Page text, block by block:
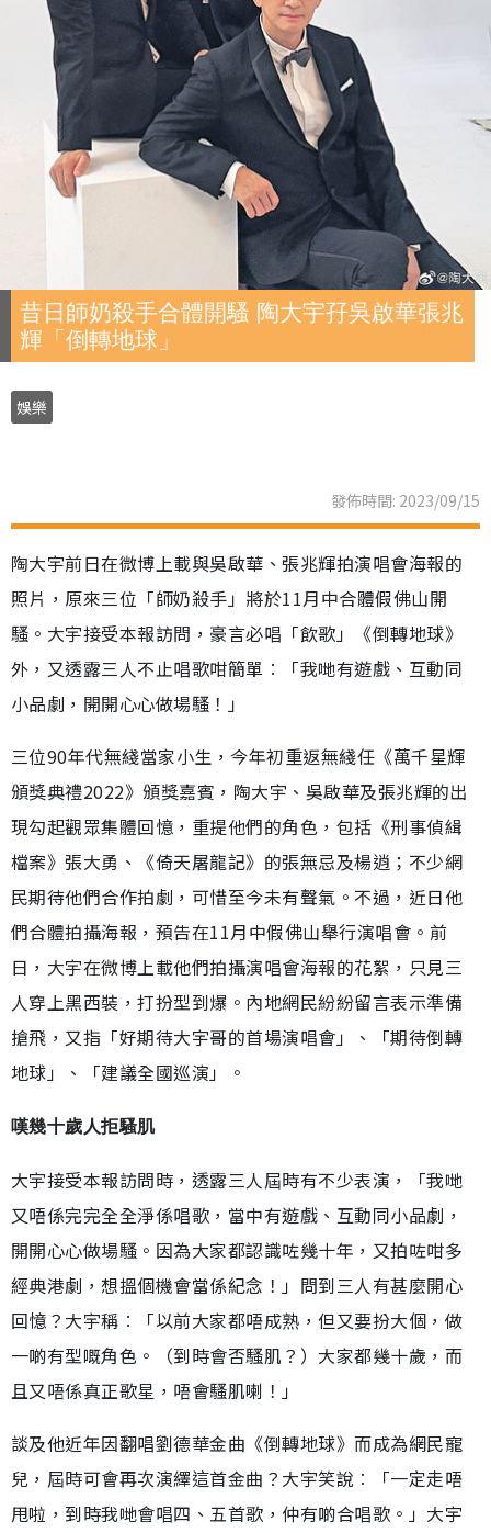
昔日師奶殺手合體開騷 陶大宇孖吳啟華張兆
輝「倒轉地球」
娛樂
發佈時間: 2023/09/15
陶大宇前日在微博上載與吳啟華、張兆輝拍演唱會海報的
照片，原來三位「師奶殺手」將於11月中合體假佛山開
騷。大宇接受本報訪問，豪言必唱「飲歌」《倒轉地球》
外，又透露三人不止唱歌咁簡單︰「我哋有遊戲、互動同
小品劇，開開心心做場騷！」
三位90年代無綫當家小生，今年初重返無綫任《萬千星輝
頒獎典禮2022》頒獎嘉賓，陶大宇、吳啟華及張兆輝的出
現勾起觀眾集體回憶，重提他們的角色，包括《刑事偵緝
檔案》張大勇、《倚天屠龍記》的張無忌及楊逍；不少網
民期待他們合作拍劇，可惜至今未有聲氣。不過，近日他
們合體拍攝海報，預告在11月中假佛山舉行演唱會。前
日，大宇在微博上載他們拍攝演唱會海報的花絮，只見三
人穿上黑西裝，打扮型到爆。內地網民紛紛留言表示準備
搶飛，又指「好期待大宇哥的首場演唱會」、「期待倒轉
地球」、「建議全國巡演」。
嘆幾十歲人拒騷肌
大宇接受本報訪問時，透露三人屆時有不少表演，「我哋
又唔係完完全全淨係唱歌，當中有遊戲、互動同小品劇，
開開心心做場騷。因為大家都認識咗幾十年，又拍咗咁多
經典港劇，想搵個機會當係紀念！」問到三人有甚麼開心
回憶？大宇稱︰「以前大家都唔成熟，但又要扮大個，做
一啲有型嘅角色。（到時會否騷肌？）大家都幾十歲，而
且又唔係真正歌星，唔會騷肌喇！」
談及他近年因翻唱劉德華金曲《倒轉地球》而成為網民寵
兒，屆時可會再次演繹這首金曲？大宇笑說︰「一定走唔
甩啦，到時我哋會唱四、五首歌，仲有啲合唱歌。」大宇